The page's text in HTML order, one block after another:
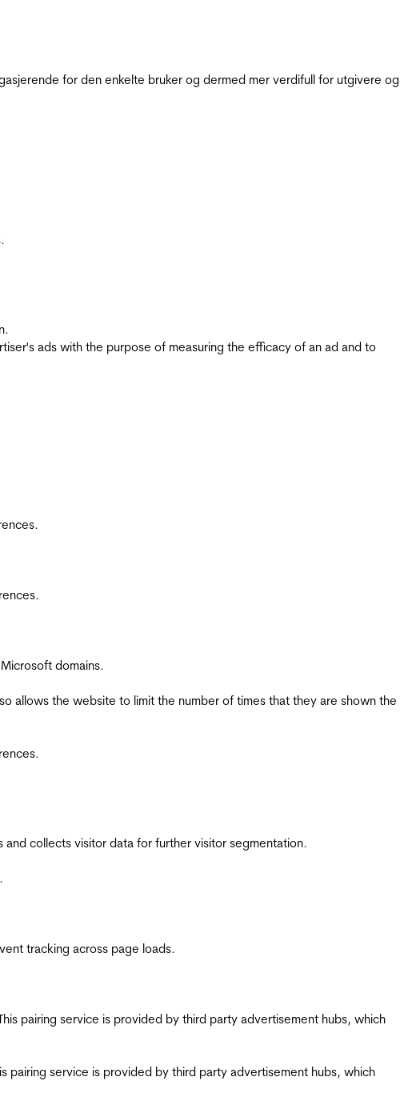
for den enkelte bruker og dermed mer verdifull for utgivere og
ads with the purpose of measuring the efficacy of an ad and to
domains.
allows the website to limit the number of times that they are shown the
collects visitor data for further visitor segmentation.
tracking across page loads.
pairing service is provided by third party advertisement hubs, which
service is provided by third party advertisement hubs, which